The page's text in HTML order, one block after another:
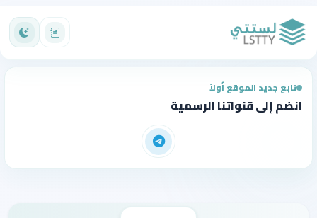
تابع جديد الموقع أولاً
انضم إلى قنواتنا الرسمية